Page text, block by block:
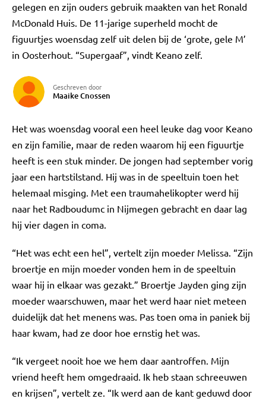
gelegen en zijn ouders gebruik maakten van het Ronald
McDonald Huis. De 11-jarige superheld mocht de
figuurtjes woensdag zelf uit delen bij de ‘grote, gele M’
in Oosterhout. “Supergaaf”, vindt Keano zelf.
Geschreven door
Maaike Cnossen
Het was woensdag vooral een heel leuke dag voor Keano
en zijn familie, maar de reden waarom hij een figuurtje
heeft is een stuk minder. De jongen had september vorig
jaar een hartstilstand. Hij was in de speeltuin toen het
helemaal misging. Met een traumahelikopter werd hij
naar het Radboudumc in Nijmegen gebracht en daar lag
hij vier dagen in coma.
“Het was echt een hel”, vertelt zijn moeder Melissa. “Zijn
broertje en mijn moeder vonden hem in de speeltuin
waar hij in elkaar was gezakt.” Broertje Jayden ging zijn
moeder waarschuwen, maar het werd haar niet meteen
duidelijk dat het menens was. Pas toen oma in paniek bij
haar kwam, had ze door hoe ernstig het was.
“Ik vergeet nooit hoe we hem daar aantroffen. Mijn
vriend heeft hem omgedraaid. Ik heb staan schreeuwen
en krijsen”, vertelt ze. “Ik werd aan de kant geduwd door